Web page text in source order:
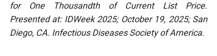
for One Thousandth of Current List Price.
Presented at: IDWeek 2025; October 19, 2025; San
Diego, CA. Infectious Diseases Society of America.